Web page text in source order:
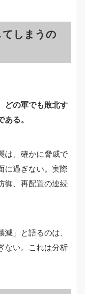
しまうの
どの軍でも敗北す
る。
は、確かに脅威で
に過ぎない。実際
御、再配置の連続
」と語るのは、
ない。これは分析